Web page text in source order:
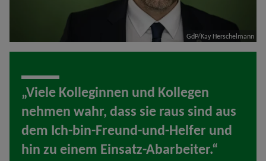
GdP/Kay Herschelmann
„Viele Kolleginnen und Kollegen
nehmen wahr, dass sie raus sind aus
dem Ich-bin-Freund-und-Helfer und
hin zu einem Einsatz-Abarbeiter.“